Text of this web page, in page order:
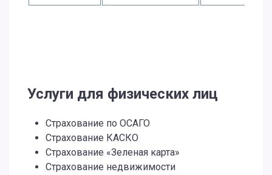
Услуги для физических лиц
Страхование по ОСАГО
Страхование КАСКО
Страхование «Зеленая карта»
Страхование недвижимости